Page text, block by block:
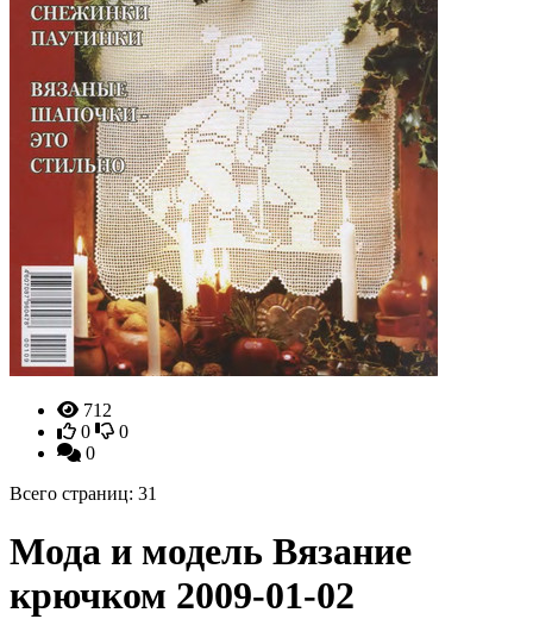
712
0
0
0
Всего страниц: 31
Мода и модель Вязание
крючком 2009-01-02